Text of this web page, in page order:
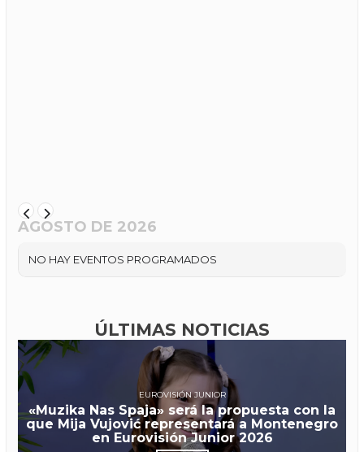
AGOSTO DE 2026
NO HAY EVENTOS PROGRAMADOS
ÚLTIMAS NOTICIAS
EUROVISIÓN JUNIOR
«Muzika Nas Spaja» será la propuesta con la
que Mija Vujović representará a Montenegro
en Eurovisión Junior 2026